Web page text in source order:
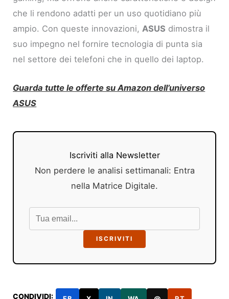
che li rendono adatti per un uso quotidiano più
ampio. Con queste innovazioni,ASUS dimostra il
suo impegno nel fornire tecnologia di punta sia
nel settore dei telefoni che in quello dei laptop.
Guarda tutte le offerte su Amazon dell’universo
ASUS
Iscriviti alla Newsletter
Non perdere le analisi settimanali: Entra
nella Matrice Digitale.
ISCRIVITI
CONDIVIDI: